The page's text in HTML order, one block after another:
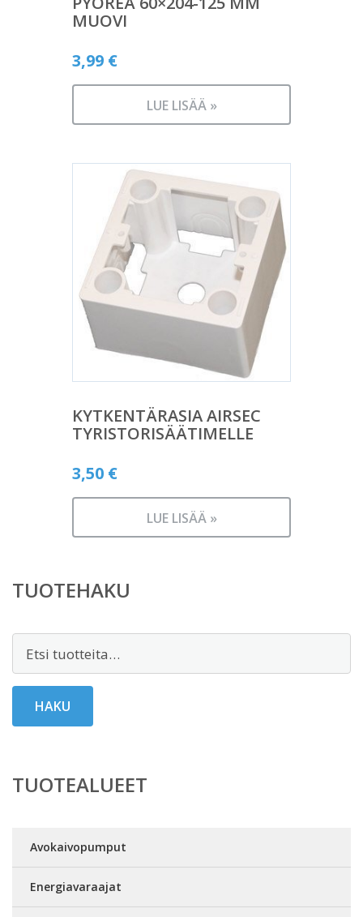
MUOVI
3,99 €
LUE LISÄÄ »
KYTKENTÄRASIA AIRSEC
TYRISTORISÄÄTIMELLE
3,50 €
LUE LISÄÄ »
TUOTEHAKU
HAKU
TUOTEALUEET
Avokaivopumput
Energiavaraajat